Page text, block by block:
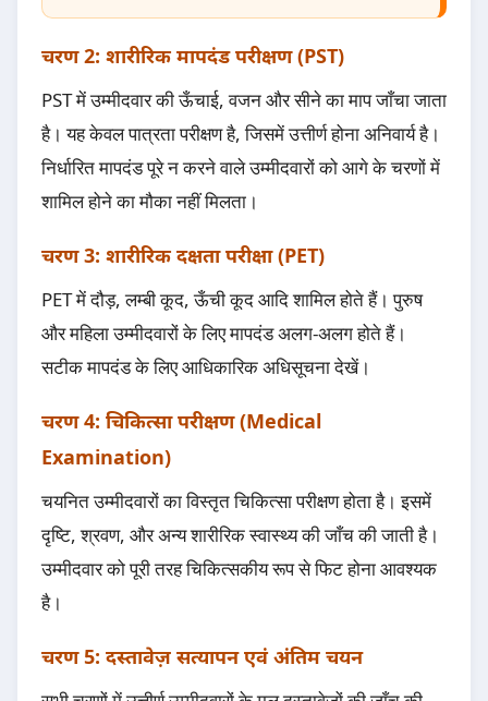
चरण 2: शारीरिक मापदंड परीक्षण (PST)
PST में उम्मीदवार की ऊँचाई, वजन और सीने का माप जाँचा जाता
है। यह केवल पात्रता परीक्षण है, जिसमें उत्तीर्ण होना अनिवार्य है।
निर्धारित मापदंड पूरे न करने वाले उम्मीदवारों को आगे के चरणों में
शामिल होने का मौका नहीं मिलता।
चरण 3: शारीरिक दक्षता परीक्षा (PET)
PET में दौड़, लम्बी कूद, ऊँची कूद आदि शामिल होते हैं। पुरुष
और महिला उम्मीदवारों के लिए मापदंड अलग-अलग होते हैं।
सटीक मापदंड के लिए आधिकारिक अधिसूचना देखें।
चरण 4: चिकित्सा परीक्षण (Medical
Examination)
चयनित उम्मीदवारों का विस्तृत चिकित्सा परीक्षण होता है। इसमें
दृष्टि, श्रवण, और अन्य शारीरिक स्वास्थ्य की जाँच की जाती है।
उम्मीदवार को पूरी तरह चिकित्सकीय रूप से फिट होना आवश्यक
है।
चरण 5: दस्तावेज़ सत्यापन एवं अंतिम चयन